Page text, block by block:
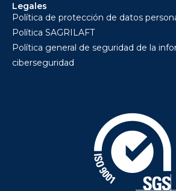
Legales
Política de protección de datos
Política SAGRILAFT
Política general de seguridad de la
ciberseguridad